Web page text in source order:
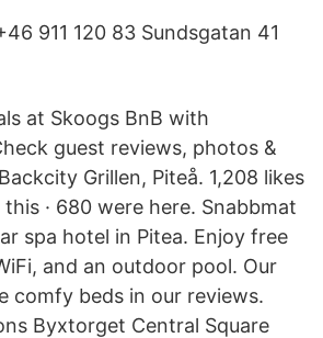
911 120 83 Sundsgatan 41
at Skoogs BnB with
guest reviews, photos &
Grillen, Piteå. 1,208 likes
· 680 were here. Snabbmat
spa hotel in Pitea. Enjoy free
and an outdoor pool. Our
comfy beds in our reviews.
Byxtorget Central Square